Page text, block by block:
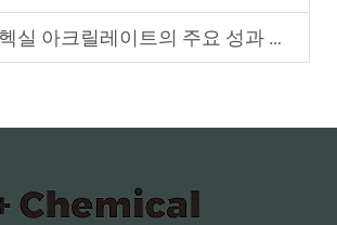
크릴레이트의 주요 성과 지표(KPI)는 무엇인가?